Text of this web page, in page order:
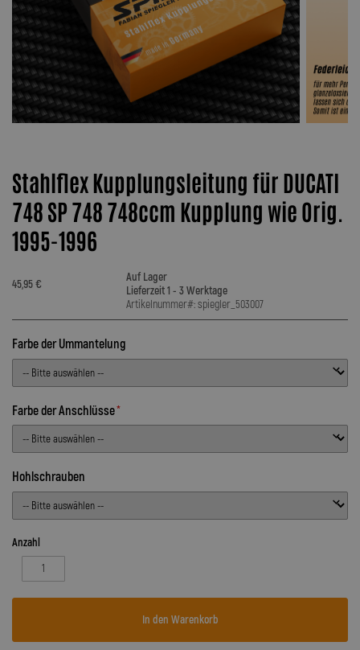
Stahlflex Kupplungsleitung für DUCATI
748 SP 748 748ccm Kupplung wie Orig.
1995-1996
45,95 €
Auf Lager
Lieferzeit 1 - 3 Werktage
Artikelnummer#: spiegler_503007
Farbe der Ummantelung
Farbe der Anschlüsse
Hohlschrauben
Anzahl
In den Warenkorb